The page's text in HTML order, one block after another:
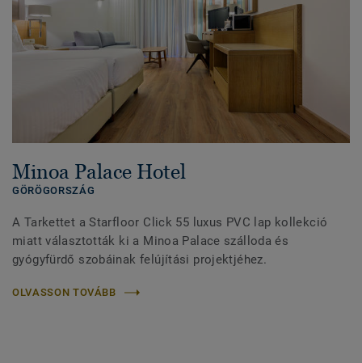
Minoa Palace Hotel
GÖRÖGORSZÁG
A Tarkettet a Starfloor Click 55 luxus PVC lap kollekció
miatt választották ki a Minoa Palace szálloda és
gyógyfürdő szobáinak felújítási projektjéhez.
OLVASSON TOVÁBB